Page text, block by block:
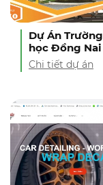
Dự Án
học Đồng Nai
Chi tiết dự án